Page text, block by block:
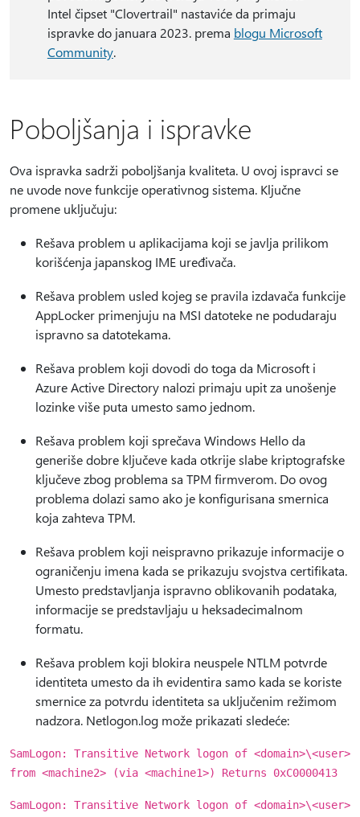
Intel čipset "Clovertrail" nastaviće da primaju
ispravke do januara 2023. prema blogu Microsoft
Community.
Poboljšanja i ispravke
Ova ispravka sadrži poboljšanja kvaliteta. U ovoj ispravci se
ne uvode nove funkcije operativnog sistema. Ključne
promene uključuju:
Rešava problem u aplikacijama koji se javlja prilikom
korišćenja japanskog IME uređivača.
Rešava problem usled kojeg se pravila izdavača funkcije
AppLocker primenjuju na MSI datoteke ne podudaraju
ispravno sa datotekama.
Rešava problem koji dovodi do toga da Microsoft i
Azure Active Directory nalozi primaju upit za unošenje
lozinke više puta umesto samo jednom.
Rešava problem koji sprečava Windows Hello da
generiše dobre ključeve kada otkrije slabe kriptografske
ključeve zbog problema sa TPM firmverom. Do ovog
problema dolazi samo ako je konfigurisana smernica
koja zahteva TPM.
Rešava problem koji neispravno prikazuje informacije o
ograničenju imena kada se prikazuju svojstva certifikata.
Umesto predstavljanja ispravno oblikovanih podataka,
informacije se predstavljaju u heksadecimalnom
formatu.
Rešava problem koji blokira neuspele NTLM potvrde
identiteta umesto da ih evidentira samo kada se koriste
smernice za potvrdu identiteta sa uključenim režimom
nadzora. Netlogon.log može prikazati sledeće:
SamLogon: Transitive Network logon of <domain>\<user>
from <machine2> (via <machine1>) Returns 0xC0000413
SamLogon: Transitive Network logon of <domain>\<user>